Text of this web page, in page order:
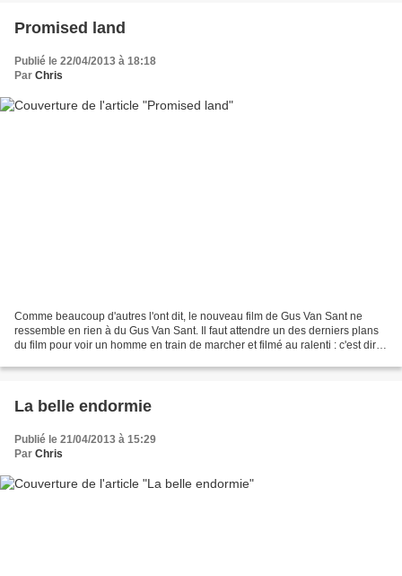
Promised land
Publié le 22/04/2013 à 18:18
Par Chris
Comme beaucoup d'autres l'ont dit, le nouveau film de Gus Van Sant ne
ressemble en rien à du Gus Van Sant. Il faut attendre un des derniers plans
du film pour voir un homme en train de marcher et filmé au ralenti : c'est dire !
La belle endormie
Publié le 21/04/2013 à 15:29
Par Chris